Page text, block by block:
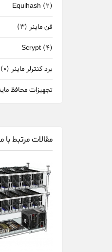
Equihash (2)
فن ماینر (3)
Scrypt (4)
برد کنترلر ماینر (0)
تجهیزات محافظ
مقالات مرتبط